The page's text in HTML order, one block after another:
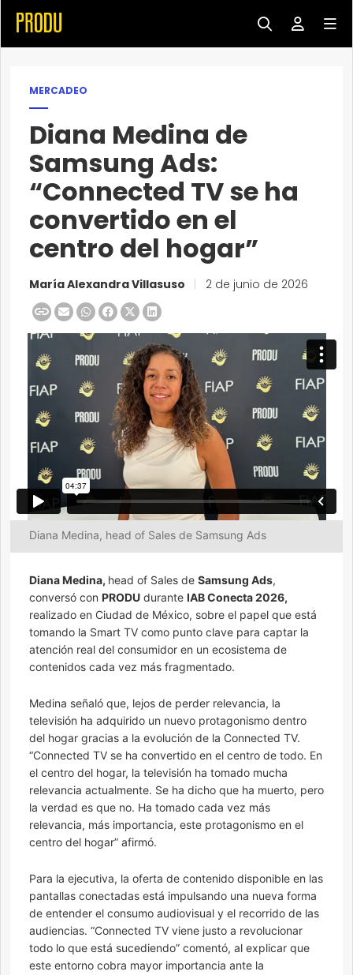
MERCADEO
Diana Medina de
Samsung Ads:
“Connected TV se ha
convertido en el
centro del hogar”
María Alexandra Villasuso 2 de junio de 2026
Diana Medina, head of Sales de Samsung Ads
Diana Medina, head of Sales de Samsung Ads,
conversó con PRODU durante IAB Conecta 2026,
realizado en Ciudad de México, sobre el papel que está
tomando la Smart TV como punto clave para captar la
atención real del consumidor en un ecosistema de
contenidos cada vez más fragmentado.
Medina señaló que, lejos de perder relevancia, la
televisión ha adquirido un nuevo protagonismo dentro
del hogar gracias a la evolución de la Connected TV.
“Connected TV se ha convertido en el centro de todo. En
el centro del hogar, la televisión ha tomado mucha
relevancia actualmente. Se ha dicho que ha muerto, pero
la verdad es que no. Ha tomado cada vez más
relevancia, más importancia, este protagonismo en el
centro del hogar” afirmó.
Para la ejecutiva, la oferta de contenido disponible en las
pantallas conectadas está impulsando una nueva forma
de entender el consumo audiovisual y el recorrido de las
audiencias. “Connected TV viene justo a revolucionar
todo lo que está sucediendo” comentó, al explicar que
este entorno cobra mayor importancia ante la